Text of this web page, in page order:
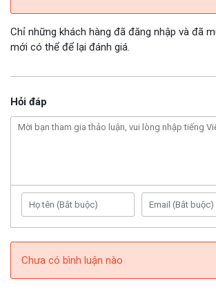
Chỉ những khách hàng đã đăng nhập và đã
mới có thể để lại đánh giá.
Hỏi đáp
Chưa có bình luận nào